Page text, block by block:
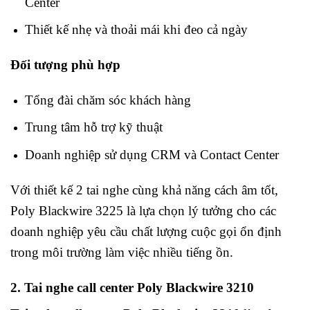
Thiết kế nhẹ và thoải mái khi đeo cả ngày
Đối tượng phù hợp
Tổng đài chăm sóc khách hàng
Trung tâm hỗ trợ kỹ thuật
Doanh nghiệp sử dụng CRM và Contact Center
Với thiết kế 2 tai nghe cùng khả năng cách âm tốt,
Poly Blackwire 3225 là lựa chọn lý tưởng cho các
doanh nghiệp yêu cầu chất lượng cuộc gọi ổn định
trong môi trường làm việc nhiều tiếng ồn.
2. Tai nghe call center Poly Blackwire 3210